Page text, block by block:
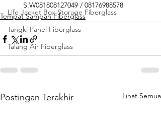
Life Jacket Box Storage Fiberglass
Tangki Panel Fiberglass
Talang Air Fiberglass
S.W081808127049 / 08176988578
Tempat Sampah Fiberglass
Postingan Terakhir Lihat Semua